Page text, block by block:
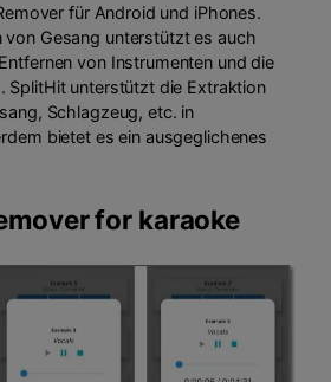
für Android und iPhones.
von Gesang unterstützt es auch
von Instrumenten und die
SplitHit unterstützt die Extraktion
Schlagzeug, etc. in
bietet es ein ausgeglichenes
for karaoke